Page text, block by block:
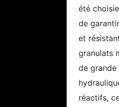
été
de
et
granulats
de
réactifs,